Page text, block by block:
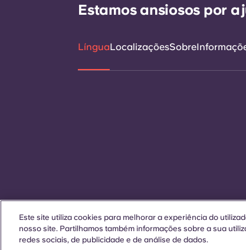
Estamos ansiosos por
LínguaLocalizaçõesSobre
Contactar-nos
Este site utiliza cookies para melhorar a experiência do
nosso site. Partilhamos também informações sobre a sua
redes sociais, de publicidade e de análise de dados.